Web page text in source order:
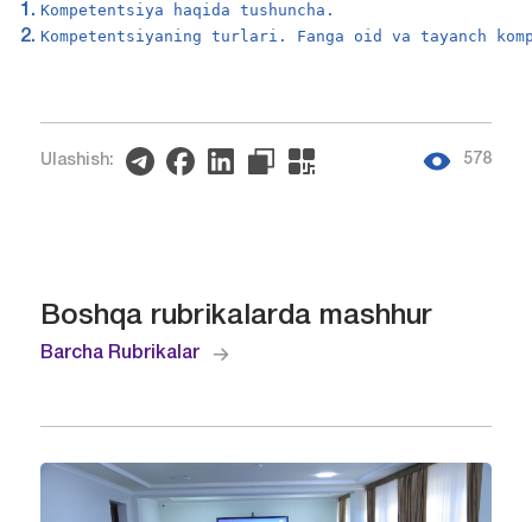
Kompetentsiya haqida tushuncha.
Kompetentsiyaning turlari. Fanga oid va tayanch
Ulashish: 578
Boshqa rubrikalarda mashhur
Barcha Rubrikalar